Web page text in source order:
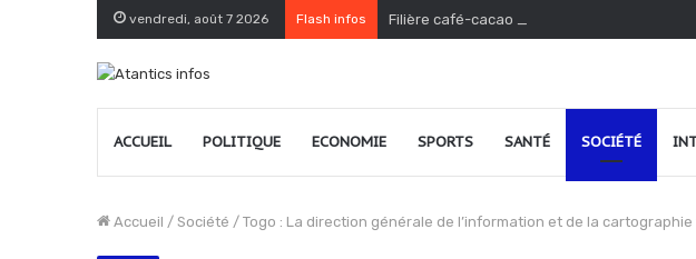
vendredi, août 7 2026 Flash infos Filière café-cacao au Togo : une relance
ACCUEIL POLITIQUE ECONOMIE SPORTS SANTÉ SOCIÉTÉ
Accueil / Société / Togo : La direction générale de l’information et de la